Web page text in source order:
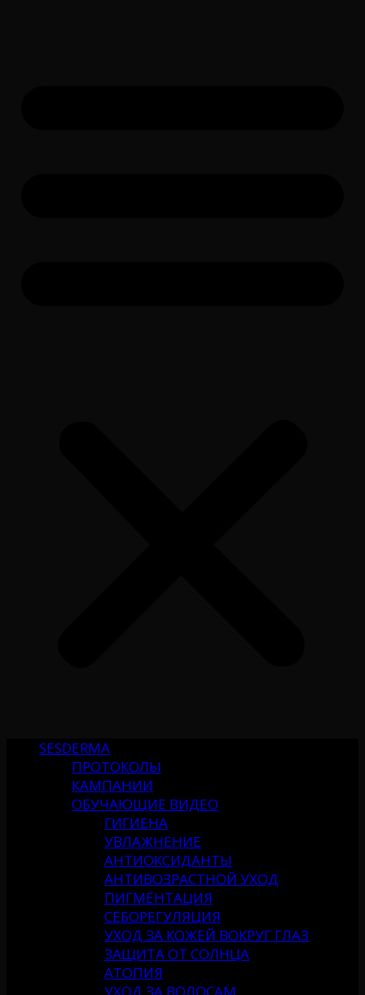
SESDERMA
ПРОТОКОЛЫ
КАМПАНИИ
ОБУЧАЮЩИЕ ВИДЕО
ГИГИЕНА
УВЛАЖНЕНИЕ
АНТИОКСИДАНТЫ
АНТИВОЗРАСТНОЙ УХОД
ПИГМЕНТАЦИЯ
СЕБОРЕГУЛЯЦИЯ
УХОД ЗА КОЖЕЙ ВОКРУГ ГЛАЗ
ЗАЩИТА ОТ СОЛНЦА
АТОПИЯ